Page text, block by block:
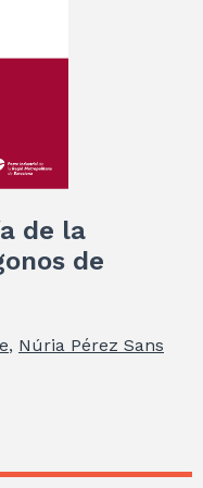
de la
de
, Núria Pérez Sans